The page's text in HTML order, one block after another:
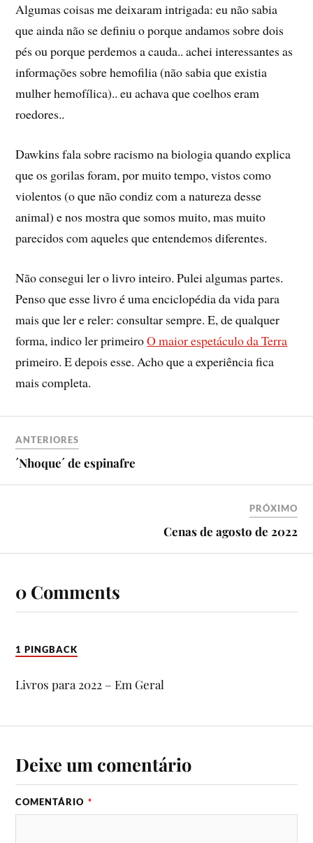
Algumas coisas me deixaram intrigada: eu não sabia
que ainda não se definiu o porque andamos sobre dois
pés ou porque perdemos a cauda.. achei interessantes as
informações sobre hemofilia (não sabia que existia
mulher hemofílica).. eu achava que coelhos eram
roedores..
Dawkins fala sobre racismo na biologia quando explica
que os gorilas foram, por muito tempo, vistos como
violentos (o que não condiz com a natureza desse
animal) e nos mostra que somos muito, mas muito
parecidos com aqueles que entendemos diferentes.
Não consegui ler o livro inteiro. Pulei algumas partes.
Penso que esse livro é uma enciclopédia da vida para
mais que ler e reler: consultar sempre. E, de qualquer
forma, indico ler primeiroO maior espetáculo da Terra
primeiro. E depois esse. Acho que a experiência fica
mais completa.
ANTERIORES
´Nhoque´ de espinafre
PRÓXIMO
Cenas de agosto de 2022
0 Comments
1 PINGBACK
Livros para 2022 – Em Geral
Deixe um comentário
COMENTÁRIO *